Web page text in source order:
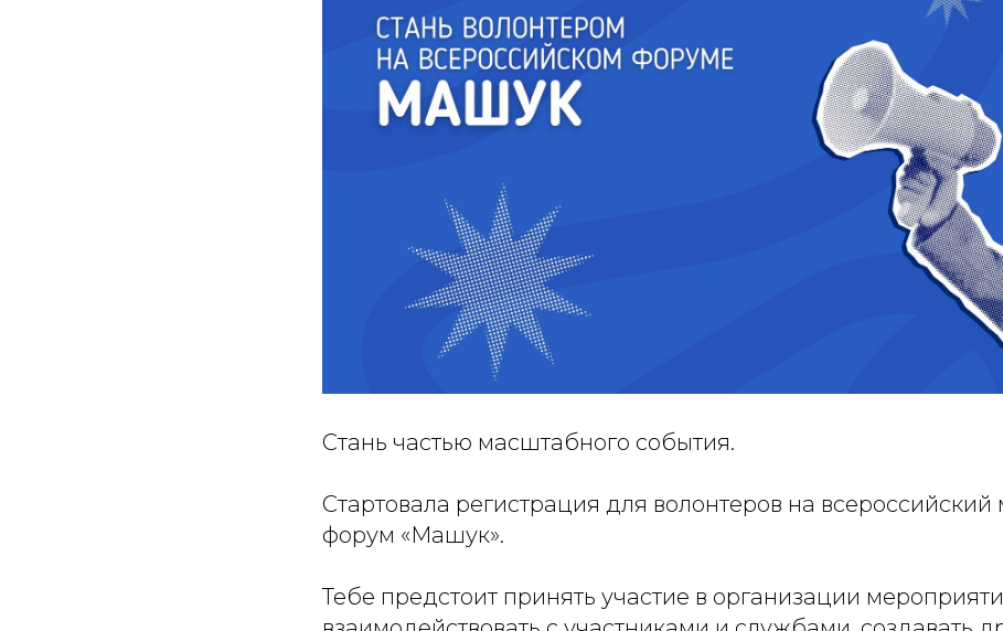
Стань частью масштабного события.
Стартовала регистрация для волонтеров на
форум «Машук».
Тебе предстоит принять участие в организации